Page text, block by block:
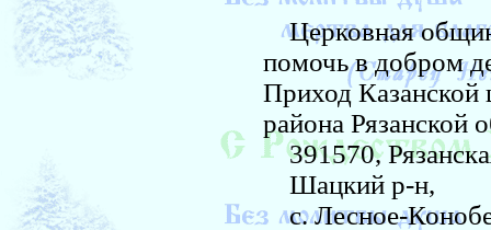
Церковная
помочь в добром
Приход Казанской
района Рязанской
391570,
Шацкий р-н,
с. Лесное-